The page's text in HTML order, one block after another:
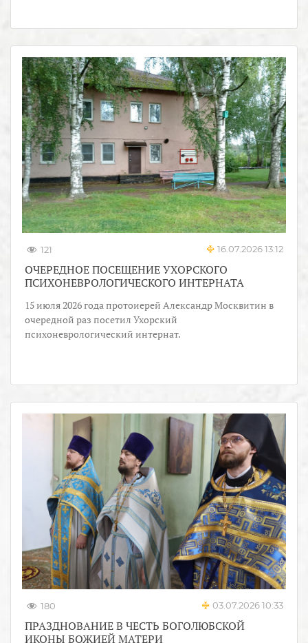
121 16.07.2026 13:12
ОЧЕРЕДНОЕ ПОСЕЩЕНИЕ УХОРСКОГО
ПСИХОНЕВРОЛОГИЧЕСКОГО ИНТЕРНАТА
15 июля 2026 года протоиерей Александр Москвитин в
очередной раз посетил Ухорский
психоневрологический интернат.
180 03.07.2026 10:33
ПРАЗДНОВАНИЕ В ЧЕСТЬ БОГОЛЮБСКОЙ
ИКОНЫ БОЖИЕЙ МАТЕРИ